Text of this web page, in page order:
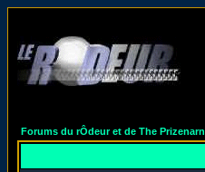
Forums du rÔdeur et de The